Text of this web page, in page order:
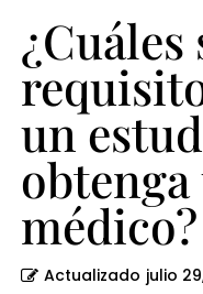
seguro
médico?
¿Cuáles
un
médico?
Actualizado julio